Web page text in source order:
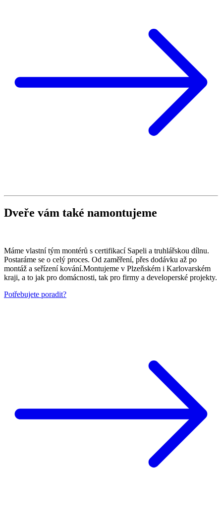
Dveře vám také namontujeme
Máme vlastní tým montérů s certifikací Sapeli a truhlářskou dílnu.
Postaráme se o celý proces. Od zaměření, přes dodávku až po
montáž a seřízení kování.Montujeme v Plzeňském i Karlovarském
kraji, a to jak pro domácnosti, tak pro firmy a developerské projekty.
Potřebujete poradit?